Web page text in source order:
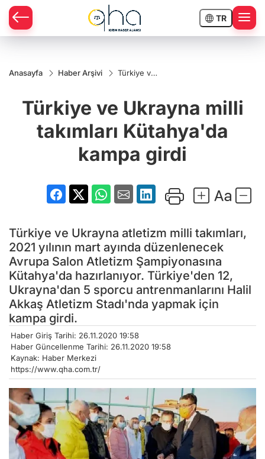
TR
Anasayfa Haber Arşivi
Türkiye ve
takımları
Kütahya'da
girdi
Türkiye ve Ukrayna milli
takımları Kütahya'da
kampa girdi
Türkiye ve Ukrayna atletizm milli takımları,
2021 yılının mart ayında düzenlenecek
Avrupa Salon Atletizm Şampiyonasına
Kütahya'da hazırlanıyor. Türkiye'den 12,
Ukrayna'dan 5 sporcu antrenmanlarını Halil
Akkaş Atletizm Stadı'nda yapmak için
kampa girdi.
Haber Giriş Tarihi: 26.11.2020 19:58
Haber Güncellenme Tarihi: 26.11.2020 19:58
Kaynak: Haber Merkezi
https://www.qha.com.tr/